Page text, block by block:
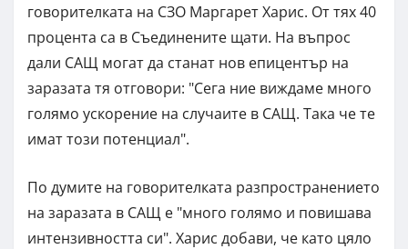
говорителката на СЗО Маргарет Харис. От тях 40
процента са в Съединените щати. На въпрос
дали САЩ могат да станат нов епицентър на
заразата тя отговори: "Сега ние виждаме много
голямо ускорение на случаите в САЩ. Така че те
имат този потенциал".
По думите на говорителката разпространението
на заразата в САЩ е "много голямо и повишава
интензивността си". Харис добави, че като цяло